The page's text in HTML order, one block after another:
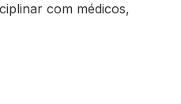
com médicos,